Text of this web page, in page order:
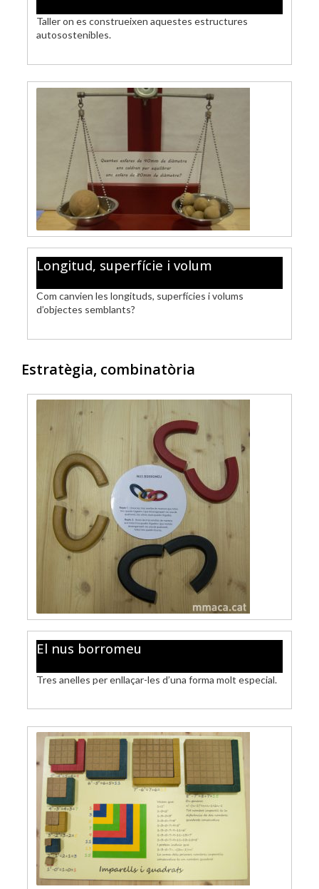
Taller on es construeixen aquestes estructures
autosostenibles.
Longitud, superfície i volum
Com canvien les longituds, superfícies i volums
d’objectes semblants?
Estratègia, combinatòria
El nus borromeu
Tres anelles per enllaçar-les d’una forma molt especial.